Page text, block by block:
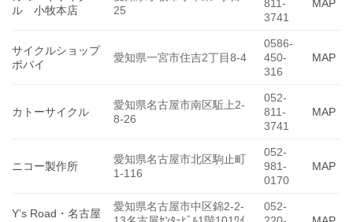
ル 小牧本店
25
811-
3741
MAP
サイクルショップ
ポパイ
愛知県一宮市住吉2丁目8-4
0586-
450-
316
MAP
カトーサイクル
愛知県名古屋市南区駈上2-
8-26
052-
811-
3741
MAP
ニコー製作所
愛知県名古屋市北区駒止町
1-116
052-
981-
0170
MAP
Y’s Road・名古屋
愛知県名古屋市中区錦2-2-
052-